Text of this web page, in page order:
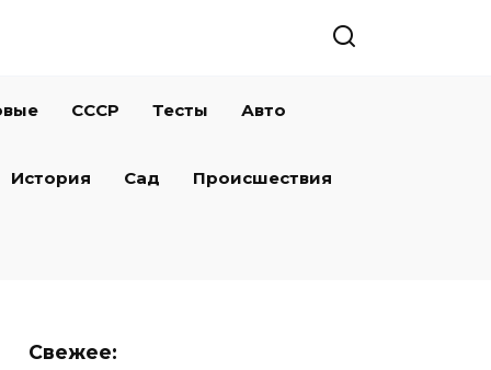
СССР Тесты Авто
История Сад Происшествия
Свежее: